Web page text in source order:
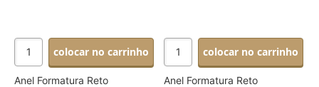
colocar no carrinho
Anel Formatura Reto
colocar no carrinho
Anel Formatura Reto